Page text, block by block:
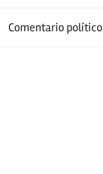
Comentario político